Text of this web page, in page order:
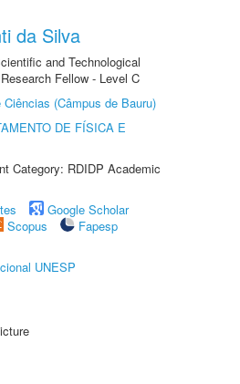
da Silva
and Technological
Fellow - Level C
Ciências (Câmpus de Bauru)
DE FÍSICA E
Category: RDIDP Academic
Google Scholar
Scopus
Fapesp
UNESP